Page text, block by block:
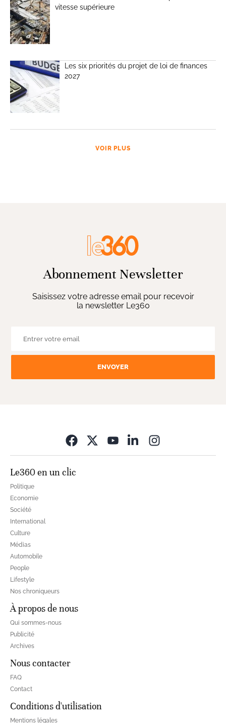
vitesse supérieure
Les six priorités du projet de loi de finances
2027
VOIR PLUS
Abonnement Newsletter
Saisissez votre adresse email pour recevoir
la newsletter Le360
ENVOYER
Le360 en un clic
Politique
Economie
Société
International
Culture
Médias
Automobile
People
Lifestyle
Nos chroniqueurs
À propos de nous
Qui sommes-nous
Publicité
Archives
Nous contacter
FAQ
Contact
Conditions d'utilisation
Mentions légales